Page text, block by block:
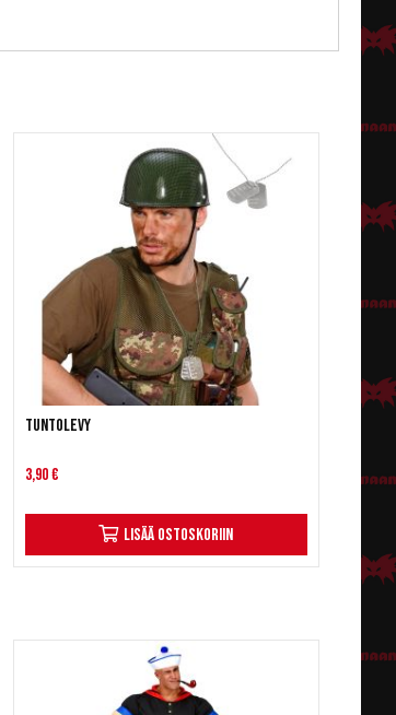
Tuntolevy
3,90 €
Lisää ostoskoriin